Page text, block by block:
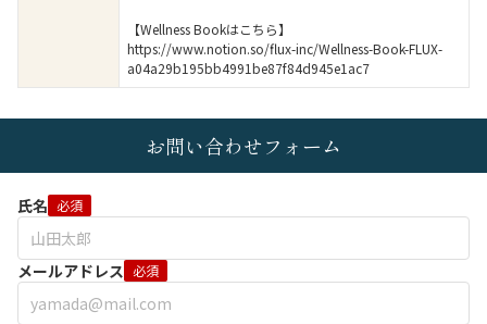
【Wellness Bookはこちら】
https://www.notion.so/flux-inc/Wellness-Book-FLUX-
a04a29b195bb4991be87f84d945e1ac7
お問い合わせフォーム
氏名 必須
メールアドレス 必須